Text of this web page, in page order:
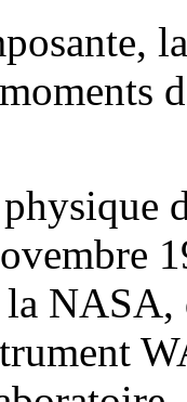
NASA,